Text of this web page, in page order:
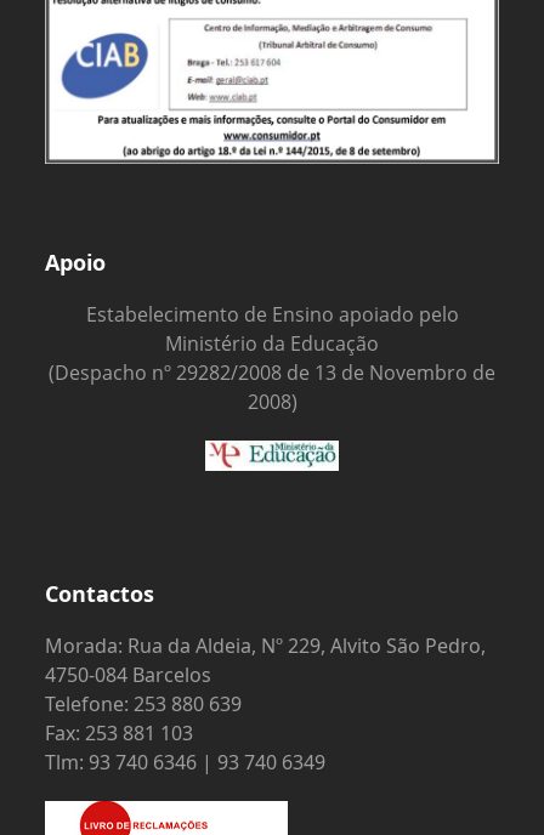
Apoio
Estabelecimento de Ensino apoiado pelo
Ministério da Educação
(Despacho nº 29282/2008 de 13 de Novembro de
2008)
Contactos
Morada: Rua da Aldeia, Nº 229, Alvito São Pedro,
4750-084 Barcelos
Telefone: 253 880 639
Fax: 253 881 103
Tlm: 93 740 6346 | 93 740 6349